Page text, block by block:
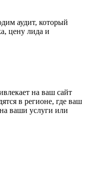
аудит, который
цену лида и
на ваш сайт
в регионе, где ваш
на ваши услуги или